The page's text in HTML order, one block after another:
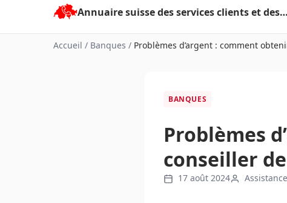
contenu
Annuaire suisse des services clients et des personnalités
Accueil / Banques / Problèmes d’argent : comment
BANQUES
Problèmes
conseiller
17 août 2024